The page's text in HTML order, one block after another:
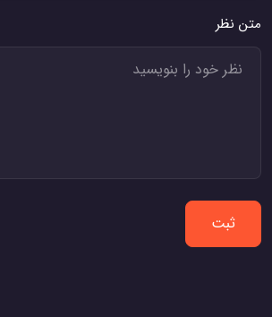
متن نظر
ثبت